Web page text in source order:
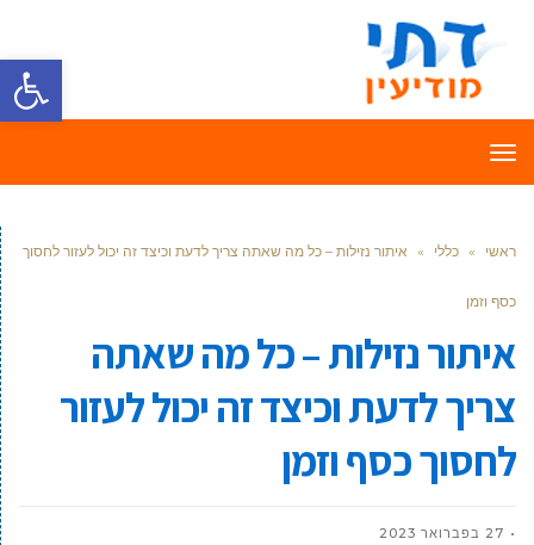
פתח
תפריט
ראשי » כללי » איתור נזילות – כל מה שאתה צריך לדעת וכיצד זה יכול לעזור לחסוך
כסף וזמן
איתור נזילות – כל מה שאתה
צריך לדעת וכיצד זה יכול לעזור
לחסוך כסף וזמן
27 בפברואר 2023